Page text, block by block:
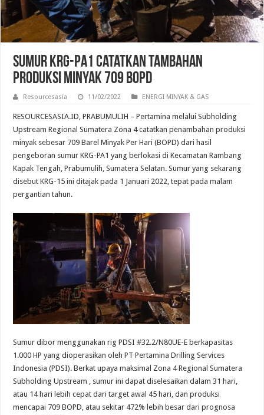
Sumur KRG-PA1 Catatkan Tambahan
Produksi Minyak 709 BOPD
Resourcesasia 11/02/2022 ENERGI MINYAK & GAS
RESOURCESASIA.ID, PRABUMULIH – Pertamina melalui Subholding
Upstream Regional Sumatera Zona 4 catatkan penambahan produksi
minyak sebesar 709 Barel Minyak Per Hari (BOPD) dari hasil
pengeboran sumur KRG-PA1 yang berlokasi di Kecamatan Rambang
Kapak Tengah, Prabumulih, Sumatera Selatan. Sumur yang sekarang
disebut KRG-15 ini ditajak pada 1 Januari 2022, tepat pada malam
pergantian tahun.
Sumur dibor menggunakan rig PDSI #32.2/N80UE-E berkapasitas
1.000 HP yang dioperasikan oleh PT Pertamina Drilling Services
Indonesia (PDSI). Berkat upaya maksimal Zona 4 Regional Sumatera
Subholding Upstream , sumur ini dapat diselesaikan dalam 31 hari,
atau 14 hari lebih cepat dari target awal 45 hari, dan produksi
mencapai 709 BOPD, atau sekitar 472% lebih besar dari prognosa